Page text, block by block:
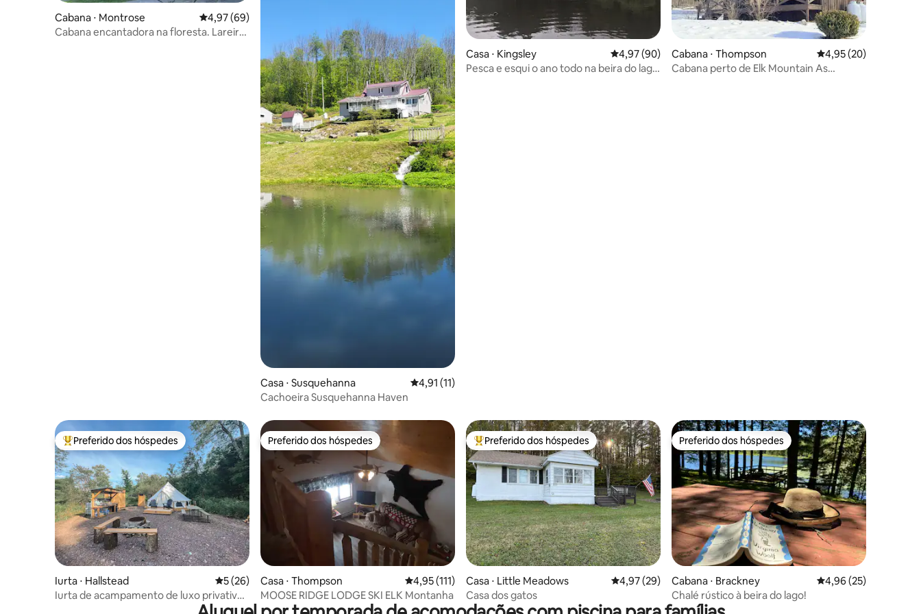
Cabana ⋅ Montrose 4,97 de uma avaliação média de 5, 69 avaliações
4,97 (69)
Cabana encantadora na floresta. Lareira
Casa ⋅ Susquehanna 4,91 de uma avaliação média de 5, 11 avaliações
4,91 (11)
Cachoeira Susquehanna Haven
Casa ⋅ Kingsley 4,97 de uma avaliação média de 5, 90 avaliações
4,97 (90)
Pesca e esqui o ano todo na beira do lago
Cabana ⋅ Thompson 4,95 de uma
4,95 (20)
Cabana perto de Elk Mountain As
Entre os melhores preferidos dos hóspedes
Preferido dos hóspedes
Iurta ⋅ Hallstead 5 de uma avaliação média de 5, 26 avaliações
5 (26)
Iurta de acampamento de luxo privativa
Preferido dos hóspedes
Preferido dos hóspedes
Casa ⋅ Thompson 4,95 de uma avaliação média de 5, 111 avaliações
4,95 (111)
MOOSE RIDGE LODGE SKI ELK Montanha
Entre os melhores preferidos dos hóspedes
Preferido dos hóspedes
Casa ⋅ Little Meadows 4,97 de uma avaliação média de 5, 29 avaliações
4,97 (29)
Casa dos gatos
Preferido dos hóspedes
Preferido dos hóspedes
Cabana ⋅ Brackney 4,96 de uma
4,96 (25)
Chalé rústico à beira do lago!